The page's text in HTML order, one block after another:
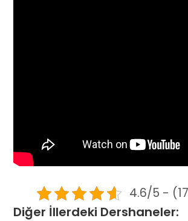
4.6/5 -
Diğer İllerdeki Dershaneler: